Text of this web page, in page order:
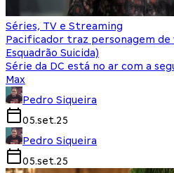
Séries, TV e Streaming
Pacificador traz personagem de
Esquadrão Suicida)
Série da DC está no ar com a
Max
Pedro Siqueira
05.set.25
Pedro Siqueira
05.set.25